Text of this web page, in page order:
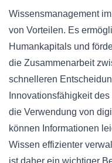
Wissensmanagement
von Vorteilen. Es
Humankapitals und
die Zusammenarbeit
schnelleren
Innovationsfähigkeit
die Verwendung von
können Informationen
Wissen effizienter
ist daher ein wichtiger